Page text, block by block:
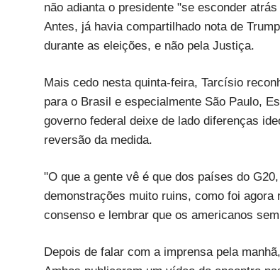
não adianta o presidente "se esconder
Antes, já havia compartilhado nota de
durante as eleições, e não pela Justiça.
Mais cedo nesta quinta-feira, Tarcísio
para o Brasil e especialmente São Paulo,
governo federal deixe de lado diferenças
reversão da medida.
"O que a gente vê é que dos países do
demonstrações muito ruins, como foi
consenso e lembrar que os americanos
Depois de falar com a imprensa pela